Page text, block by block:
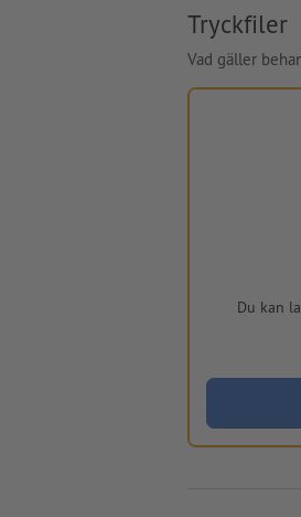
Tryckfiler
Vad gäller
Du kan